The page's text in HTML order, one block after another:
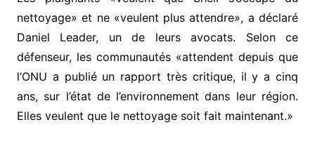
nettoyage» et ne «veulent plus attendre», a déclaré
Daniel Leader, un de leurs avocats. Selon ce
défenseur, les communautés «attendent depuis que
l’ONU a publié un rapport très critique, il y a cinq
ans, sur l’état de l’environnement dans leur région.
Elles veulent que le nettoyage soit fait maintenant.»